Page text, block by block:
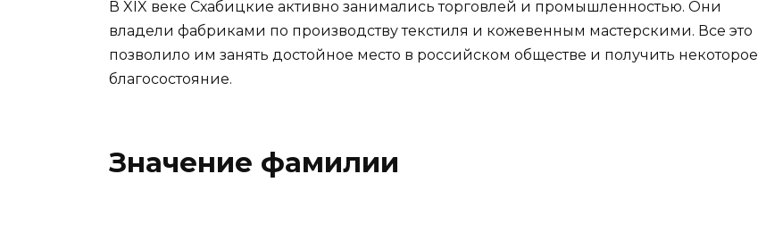
В XIX веке Схабицкие активно занимались торговлей и промышленностью. Они
владели фабриками по производству текстиля и кожевенным мастерскими. Все это
позволило им занять достойное место в российском обществе и получить некоторое
благосостояние.
Значение фамилии